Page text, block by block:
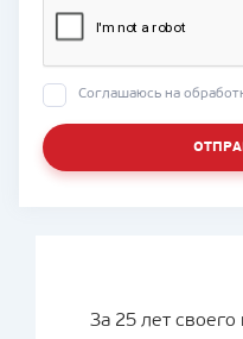
Соглашаюсь на
За 25 лет своего